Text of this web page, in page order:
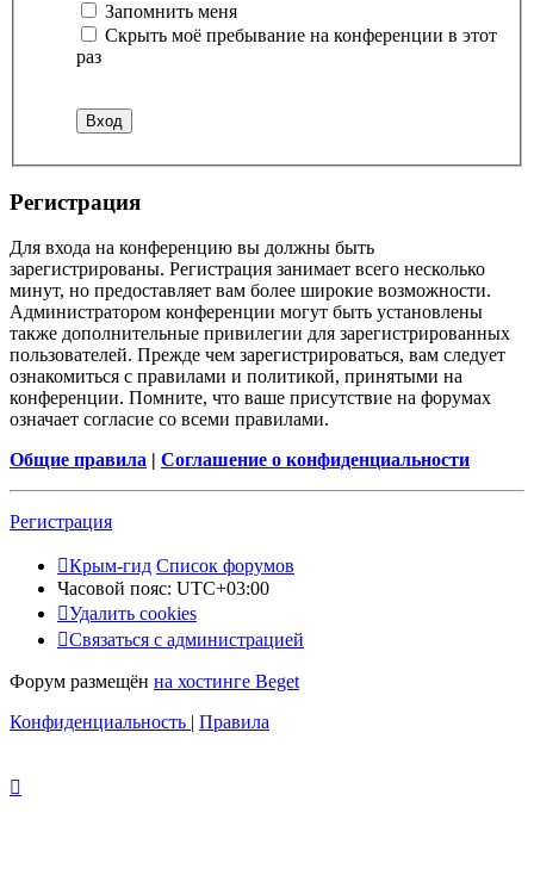
Запомнить меня
Скрыть моё пребывание на конференции в этот
раз
Регистрация
Для входа на конференцию вы должны быть
зарегистрированы. Регистрация занимает всего несколько
минут, но предоставляет вам более широкие возможности.
Администратором конференции могут быть установлены
также дополнительные привилегии для зарегистрированных
пользователей. Прежде чем зарегистрироваться, вам следует
ознакомиться с правилами и политикой, принятыми на
конференции. Помните, что ваше присутствие на форумах
означает согласие со всеми правилами.
Общие правила | Соглашение о конфиденциальности
Регистрация
Крым-гид Список форумов
Часовой пояс: UTC+03:00
Удалить cookies
Связаться с администрацией
Форум размещён на хостинге Beget
Конфиденциальность | Правила